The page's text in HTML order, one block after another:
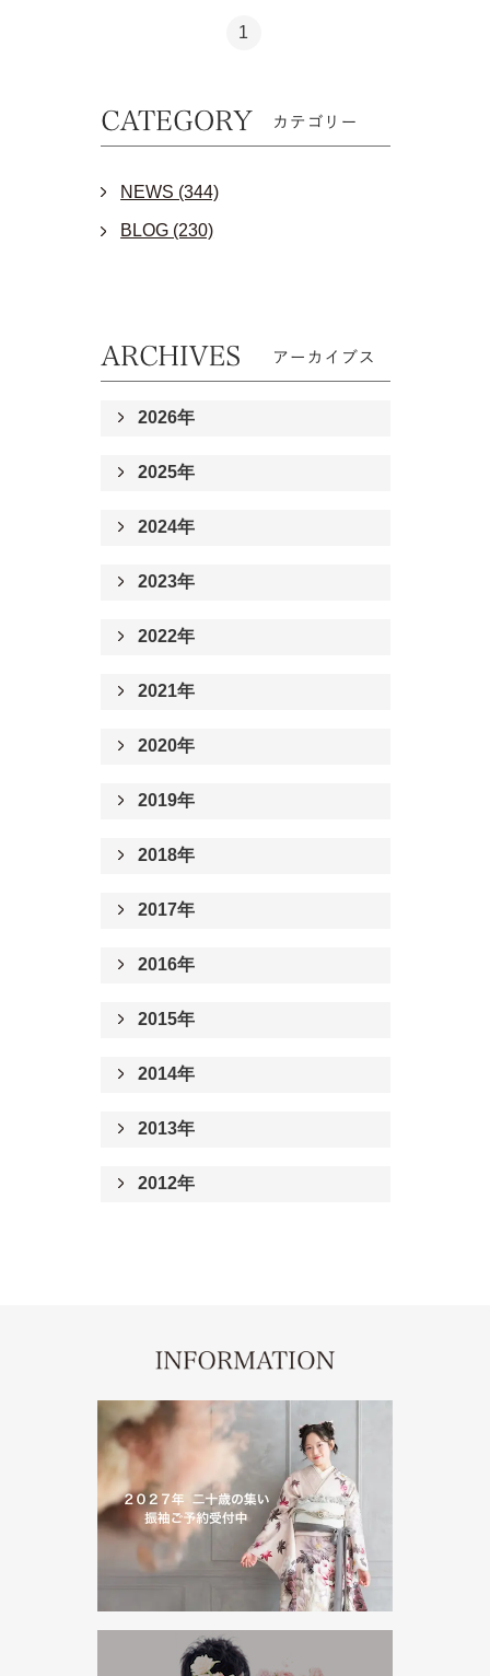
1
NEWS (344)
BLOG (230)
2026年
2025年
2024年
2023年
2022年
2021年
2020年
2019年
2018年
2017年
2016年
2015年
2014年
2013年
2012年